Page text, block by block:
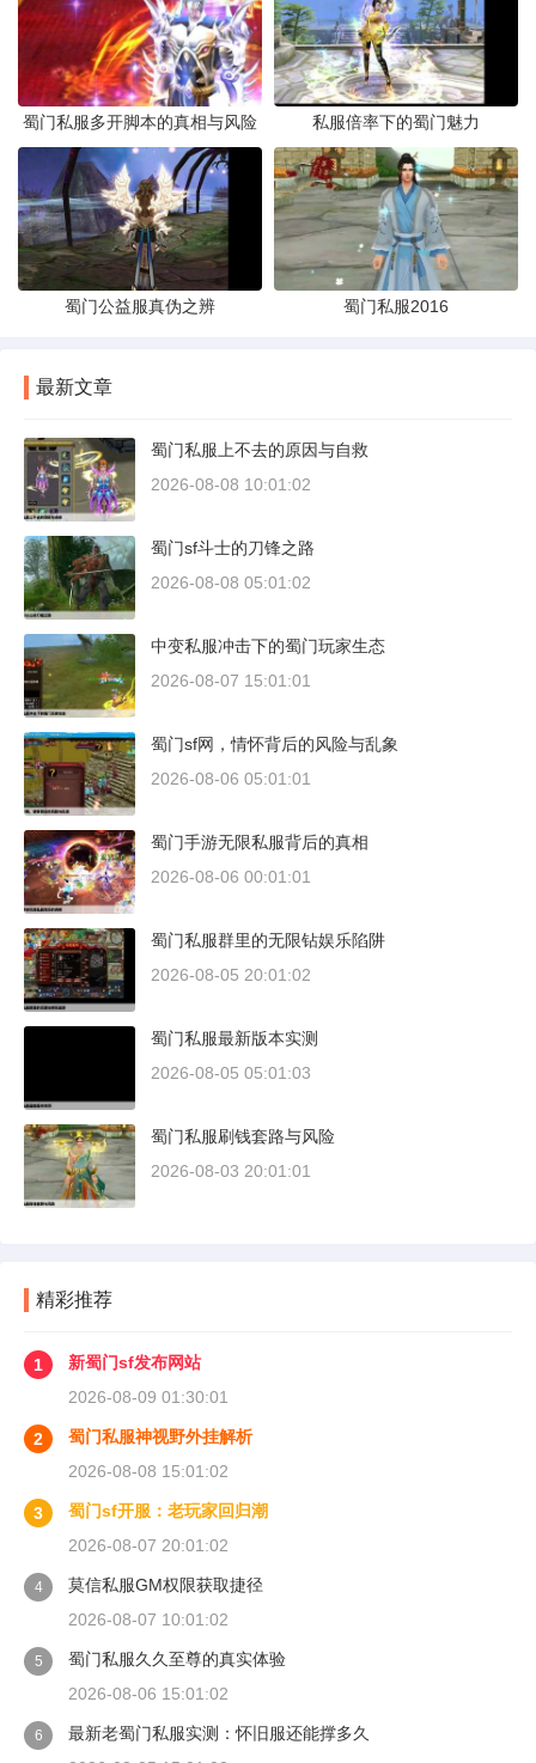
蜀门私服多开脚本的真相与风险 私服倍率下的蜀门魅力
蜀门公益服真伪之辨 蜀门私服2016
最新文章
蜀门私服上不去的原因与自救
2026-08-08 10:01:02
蜀门sf斗士的刀锋之路
2026-08-08 05:01:02
中变私服冲击下的蜀门玩家生态
2026-08-07 15:01:01
蜀门sf网，情怀背后的风险与乱象
2026-08-06 05:01:01
蜀门手游无限私服背后的真相
2026-08-06 00:01:01
蜀门私服群里的无限钻娱乐陷阱
2026-08-05 20:01:02
蜀门私服最新版本实测
2026-08-05 05:01:03
蜀门私服刷钱套路与风险
2026-08-03 20:01:01
精彩推荐
1
新蜀门sf发布网站
2026-08-09 01:30:01
2
蜀门私服神视野外挂解析
2026-08-08 15:01:02
3
蜀门sf开服：老玩家回归潮
2026-08-07 20:01:02
4
莫信私服GM权限获取捷径
2026-08-07 10:01:02
5
蜀门私服久久至尊的真实体验
2026-08-06 15:01:02
6
最新老蜀门私服实测：怀旧服还能撑多久